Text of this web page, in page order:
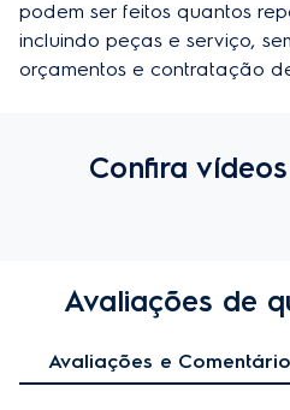
podem ser feitos quantos
incluindo peças e serviço,
orçamentos e contratação
Confira
Avaliações de
Avaliações e